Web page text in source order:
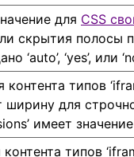
для CSS
скрытия полосы
‘auto’, ‘yes’, или
типов
ширину для
имеет значение
типов